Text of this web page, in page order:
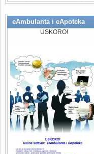
eAmbulanta i eApoteka
USKORO!